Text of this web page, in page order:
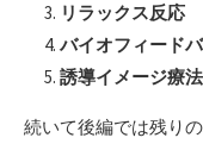
リラックス反応
バイオフィード
誘導イメージ療法
続いて後編では残り